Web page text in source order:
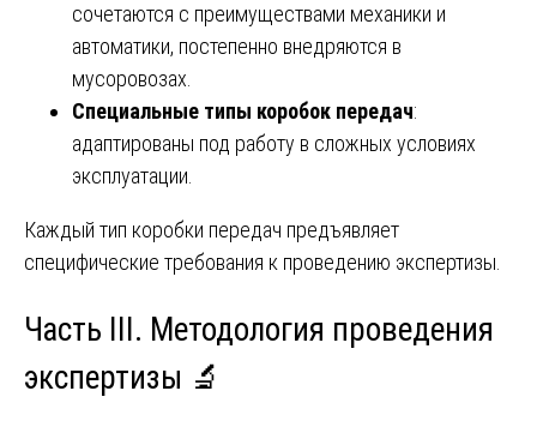
сочетаются с преимуществами механики и
автоматики, постепенно внедряются в
мусоровозах.
Специальные типы коробок передач:
адаптированы под работу в сложных условиях
эксплуатации.
Каждый тип коробки передач предъявляет
специфические требования к проведению экспертизы.
Часть III. Методология проведения
экспертизы 🔬